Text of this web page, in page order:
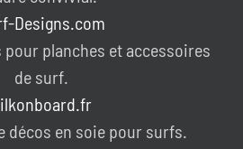
Designs.com
planches et accessoires
de surf.
décos en soie pour surfs.